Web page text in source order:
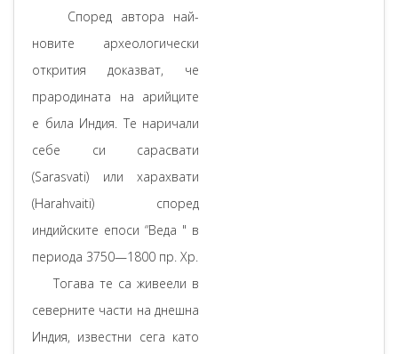
Според автора най-
новите археологически
открития доказват, че
прародината на арийците
е била Индия. Те наричали
себе си сарасвати
(Sarasvati) или харахвати
(Harahvaiti) според
индийските епоси “Веда " в
периода 3750—1800 пр. Хр.
Тогава те са живеели в
северните части на днешна
Индия, известни сега като